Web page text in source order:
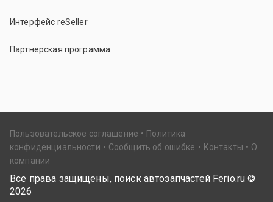
Интерфейс reSeller
Партнерская программа
Пользовательское соглашение
Политика
конфиденциальности
Сообщить об ошибке Контакты
О
компании
Все права защищены, поиск автозапчастей Ferio.ru ©
2026